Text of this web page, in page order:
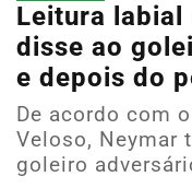
Leitura labial
disse ao
e depois do
De acordo com
Veloso, Neymar
goleiro